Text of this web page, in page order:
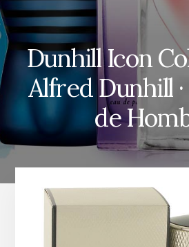
Dunhill Icon
Alfred Dunhill
de